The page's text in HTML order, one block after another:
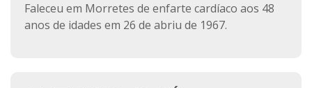
Faleceu em Morretes de enfarte cardíaco aos 48
anos de idades em 26 de abriu de 1967.